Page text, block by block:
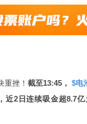
重挫！ 截至13:45， $电
近2日连续吸金超8.7